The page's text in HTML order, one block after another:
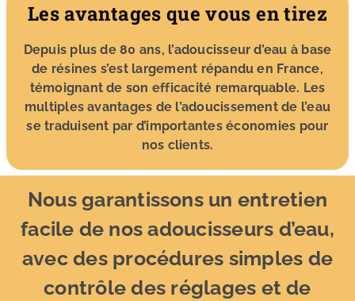
Les avantages que vous en tirez
Depuis plus de 80 ans, l’adoucisseur d’eau à base
de résines s’est largement répandu en France,
témoignant de son efficacité remarquable. Les
multiples avantages de l’adoucissement de l’eau
se traduisent par d’importantes économies pour
nos clients.
Nous garantissons un entretien
facile de nos adoucisseurs d’eau,
avec des procédures simples de
contrôle des réglages et de